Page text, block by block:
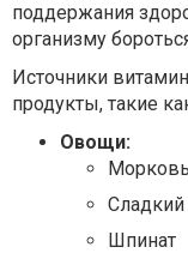
поддержания
организму
Источники
продукты, такие
Овощи:
Морковь
Сладкий
Шпинат